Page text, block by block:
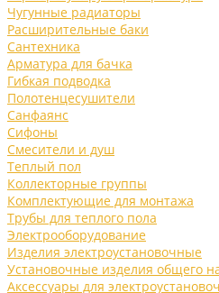
Чугунные радиаторы
Расширительные баки
Сантехника
Арматура для бачка
Гибкая подводка
Полотенцесушители
Санфаянс
Сифоны
Смесители и душ
Теплый пол
Коллекторные группы
Комплектующие для монтажа
Трубы для теплого пола
Электрооборудование
Изделия электроустановочные
Установочные изделия общего
Аксессуары для